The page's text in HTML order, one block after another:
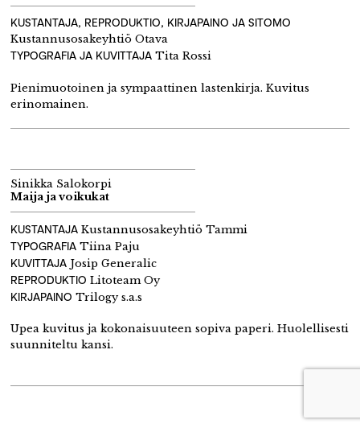
KUSTANTAJA, REPRODUKTIO, KIRJAPAINO JA SITOMO
Kustannusosakeyhtiö Otava
TYPOGRAFIA JA KUVITTAJA Tita Rossi
Pienimuotoinen ja sympaattinen lastenkirja. Kuvitus
erinomainen.
Sinikka Salokorpi
Maija ja voikukat
KUSTANTAJA Kustannusosakeyhtiö Tammi
TYPOGRAFIA Tiina Paju
KUVITTAJA Josip Generalic
REPRODUKTIO Litoteam Oy
KIRJAPAINO Trilogy s.a.s
Upea kuvitus ja kokonaisuuteen sopiva paperi. Huolellisesti
suunniteltu kansi.